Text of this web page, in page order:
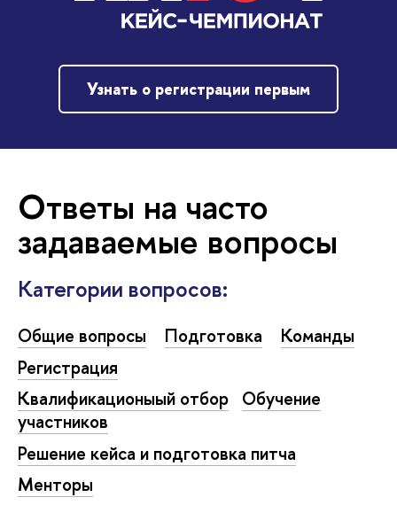
Узнать о регистрации первым
Ответы на часто
задаваемые вопросы
Категории вопросов:
Общие вопросы Подготовка
Команды
Регистрация
Квалификационыый отбор Обучение
участников
Решение кейса и подготовка питча
Менторы